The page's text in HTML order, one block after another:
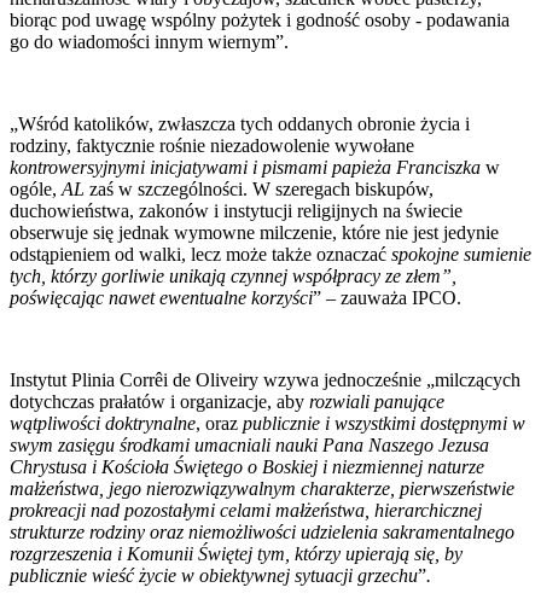
biorąc pod uwagę wspólny pożytek i godność osoby - podawania
go do wiadomości innym wiernym”.
„Wśród katolików, zwłaszcza tych oddanych obronie życia i
rodziny, faktycznie rośnie niezadowolenie wywołane
kontrowersyjnymi inicjatywami i pismami papieża Franciszka w
ogóle, AL zaś w szczególności. W szeregach biskupów,
duchowieństwa, zakonów i instytucji religijnych na świecie
obserwuje się jednak wymowne milczenie, które nie jest jedynie
odstąpieniem od walki, lecz może także oznaczać spokojne sumienie
tych, którzy gorliwie unikają czynnej współpracy ze złem”,
poświęcając nawet ewentualne korzyści” – zauważa IPCO.
Instytut Plinia Corrêi de Oliveiry wzywa jednocześnie „milczących
dotychczas prałatów i organizacje, aby rozwiali panujące
wątpliwości doktrynalne, oraz publicznie i wszystkimi dostępnymi w
swym zasięgu środkami umacniali nauki Pana Naszego Jezusa
Chrystusa i Kościoła Świętego o Boskiej i niezmiennej naturze
małżeństwa, jego nierozwiązywalnym charakterze, pierwszeństwie
prokreacji nad pozostałymi celami małżeństwa, hierarchicznej
strukturze rodziny oraz niemożliwości udzielenia sakramentalnego
rozgrzeszenia i Komunii Świętej tym, którzy upierają się, by
publicznie wieść życie w obiektywnej sytuacji grzechu”.